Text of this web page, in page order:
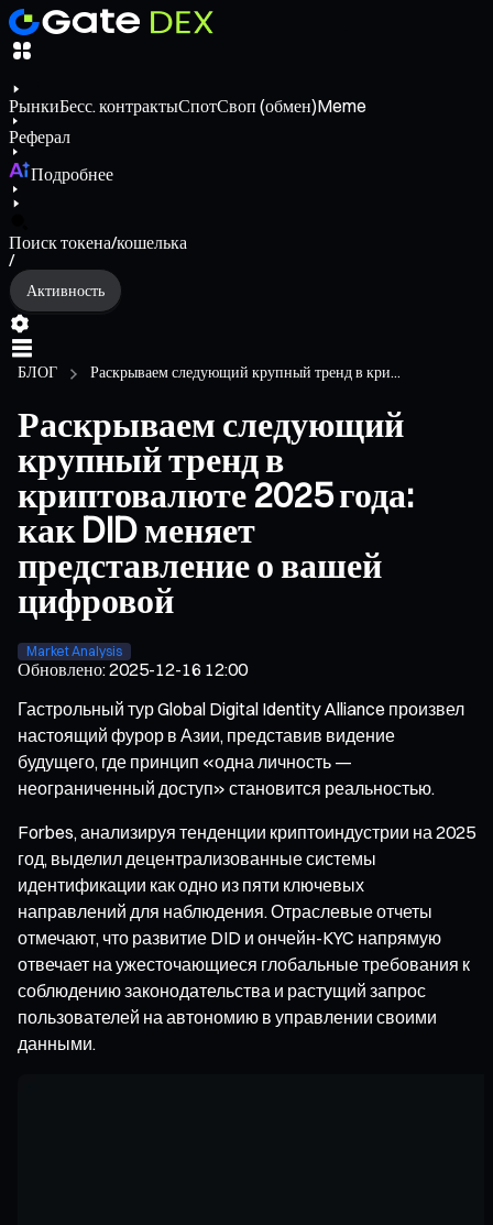
РынкиБесс. контрактыСпотСвоп (обмен)Meme
Реферал
Подробнее
Поиск токена/кошелька
/
Активность
БЛОГ Раскрываем следующий крупный тренд в кри...
Раскрываем следующий
крупный тренд в
криптовалюте 2025 года:
как DID меняет
представление о вашей
цифровой
Market Analysis
Обновлено:2025-12-16 12:00
Гастрольный тур Global Digital Identity Alliance произвел
настоящий фурор в Азии, представив видение
будущего, где принцип «одна личность —
неограниченный доступ» становится реальностью.
Forbes, анализируя тенденции криптоиндустрии на 2025
год, выделил децентрализованные системы
идентификации как одно из пяти ключевых
направлений для наблюдения. Отраслевые отчеты
отмечают, что развитие DID и ончейн-KYC напрямую
отвечает на ужесточающиеся глобальные требования к
соблюдению законодательства и растущий запрос
пользователей на автономию в управлении своими
данными.